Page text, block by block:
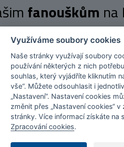
fanouškům na
PRODEJNY
na trhu více než 10 let
program
za registraci
Tipy
Využíváme soubory cookies
Naše stránky využívají soubory
používání některých z nich
souhlas, který vyjádříte kliknutím
vše“. Můžete odsouhlasit i
„Nastavení“. Nastavení cookies
změnit přes „Nastavení cookies“ v
stránky. Více informací získáte na
Zpracování cookies.